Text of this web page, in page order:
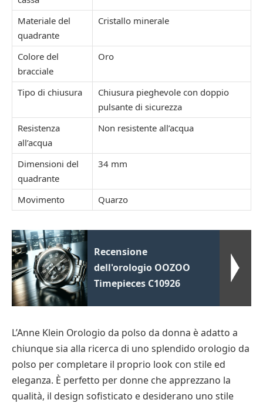
Materiale del
quadrante
Cristallo minerale
Colore del
bracciale
Oro
Tipo di chiusura
Chiusura pieghevole con doppio
pulsante di sicurezza
Resistenza
all’acqua
Non resistente all’acqua
Dimensioni del
quadrante
34 mm
Movimento Quarzo
Recensione
dell'orologio OOZOO
Timepieces C10926
L’Anne Klein Orologio da polso da donna è adatto a
chiunque sia alla ricerca di uno splendido orologio da
polso per completare il proprio look con stile ed
eleganza. È perfetto per donne che apprezzano la
qualità, il design sofisticato e desiderano uno stile